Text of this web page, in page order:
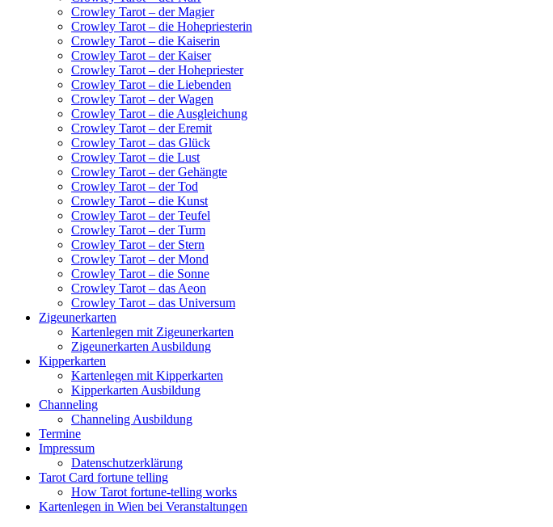
Crowley Tarot – der Magier
Crowley Tarot – die Hohepriesterin
Crowley Tarot – die Kaiserin
Crowley Tarot – der Kaiser
Crowley Tarot – der Hohepriester
Crowley Tarot – die Liebenden
Crowley Tarot – der Wagen
Crowley Tarot – die Ausgleichung
Crowley Tarot – der Eremit
Crowley Tarot – das Glück
Crowley Tarot – die Lust
Crowley Tarot – der Gehängte
Crowley Tarot – der Tod
Crowley Tarot – die Kunst
Crowley Tarot – der Teufel
Crowley Tarot – der Turm
Crowley Tarot – der Stern
Crowley Tarot – der Mond
Crowley Tarot – die Sonne
Crowley Tarot – das Aeon
Crowley Tarot – das Universum
Zigeunerkarten
Kartenlegen mit Zigeunerkarten
Zigeunerkarten Ausbildung
Kipperkarten
Kartenlegen mit Kipperkarten
Kipperkarten Ausbildung
Channeling
Channeling Ausbildung
Termine
Impressum
Datenschutzerklärung
Tarot Card fortune telling
How Tarot fortune-telling works
Kartenlegen in Wien bei Veranstaltungen